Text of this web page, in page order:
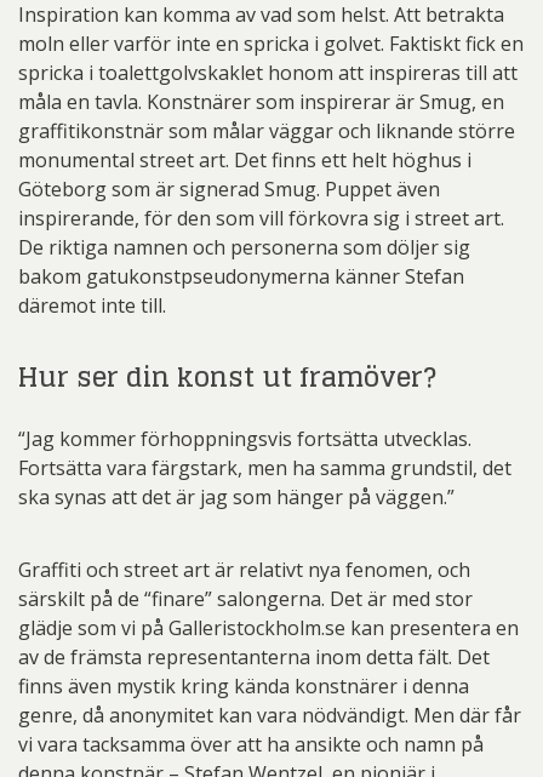
Inspiration kan komma av vad som helst. Att betrakta
moln eller varför inte en spricka i golvet. Faktiskt fick en
spricka i toalettgolvskaklet honom att inspireras till att
måla en tavla. Konstnärer som inspirerar är Smug, en
graffitikonstnär som målar väggar och liknande större
monumental street art. Det finns ett helt höghus i
Göteborg som är signerad Smug. Puppet även
inspirerande, för den som vill förkovra sig i street art.
De riktiga namnen och personerna som döljer sig
bakom gatukonstpseudonymerna känner Stefan
däremot inte till.
Hur ser din konst ut framöver?
“Jag kommer förhoppningsvis fortsätta utvecklas.
Fortsätta vara färgstark, men ha samma grundstil, det
ska synas att det är jag som hänger på väggen.”
Graffiti och street art är relativt nya fenomen, och
särskilt på de “finare” salongerna. Det är med stor
glädje som vi på Galleristockholm.se kan presentera en
av de främsta representanterna inom detta fält. Det
finns även mystik kring kända konstnärer i denna
genre, då anonymitet kan vara nödvändigt. Men där får
vi vara tacksamma över att ha ansikte och namn på